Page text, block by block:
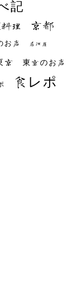
記
理 京都
お店 居酒屋
京 東京のお店
食レポ